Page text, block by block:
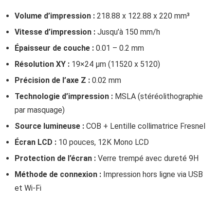
Volume d’impression : 218.88 x 122.88 x 220 mm³
Vitesse d’impression : Jusqu’à 150 mm/h
Épaisseur de couche : 0.01 – 0.2 mm
Résolution XY : 19×24 μm (11520 x 5120)
Précision de l’axe Z : 0.02 mm
Technologie d’impression : MSLA (stéréolithographie
par masquage)
Source lumineuse : COB + Lentille collimatrice Fresnel
Écran LCD : 10 pouces, 12K Mono LCD
Protection de l’écran : Verre trempé avec dureté 9H
Méthode de connexion : Impression hors ligne via USB
et Wi-Fi